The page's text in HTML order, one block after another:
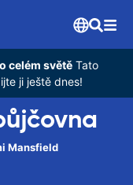
celém světě Tato
ji ještě dnes!
Mansfield